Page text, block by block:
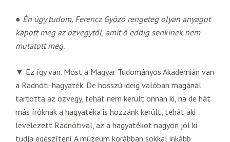
● Én úgy tudom, Ferencz Győző rengeteg olyan anyagot
kapott meg az özvegytől, amit ő eddig senkinek nem
mutatott meg.
▼ Ez így van. Most a Magyar Tudományos Akadémián van
a Radnóti-hagyaték. De hosszú ideig valóban magánál
tartotta az özvegy, tehát nem került onnan ki, na de hát
más íróknak a hagyatéka is hozzánk került, tehát aki
levelezett Radnótival, az a hagyatékot nagyon jól ki
tudja egészíteni. A múzeum korábban sokkal inkább